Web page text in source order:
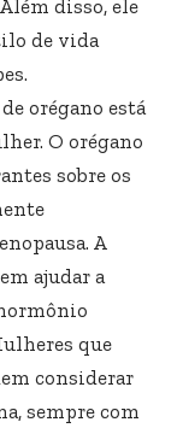
disso, ele
de vida
orégano está
O orégano
sobre os
A
ajudar a
que
considerar
sempre com